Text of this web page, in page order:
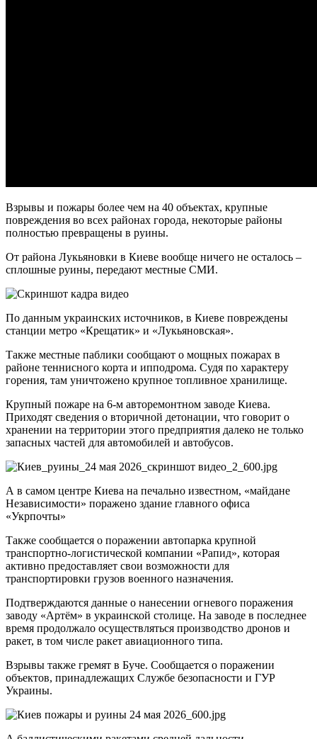
Взрывы и пожары более чем на 40 объектах, крупные
повреждения во всех районах города, некоторые районы
полностью превращены в руины.
От района Лукьяновки в Киеве вообще ничего не осталось –
сплошные руины, передают местные СМИ.
По данным украинских источников, в Киеве повреждены
станции метро «Крещатик» и «Лукьяновская».
Также местные паблики сообщают о мощных пожарах в
районе теннисного корта и ипподрома. Судя по характеру
горения, там уничтожено крупное топливное хранилище.
Крупный пожаре на 6-м авторемонтном заводе Киева.
Приходят сведения о вторичной детонации, что говорит о
хранении на территории этого предприятия далеко не только
запасных частей для автомобилей и автобусов.
А в самом центре Киева на печально известном, «майдане
Независимости» поражено здание главного офиса
«Укрпочты»
Также сообщается о поражении автопарка крупной
транспортно-​логистической компании «Рапид», которая
активно предоставляет свои возможности для
транспортировки грузов военного назначения.
Подтверждаются данные о нанесении огневого поражения
заводу «Артём» в украинской столице. На заводе в последнее
время продолжало осуществляться производство дронов и
ракет, в том числе ракет авиационного типа.
Взрывы также гремят в Буче. Сообщается о поражении
объектов, принадлежащих Службе безопасности и ГУР
Украины.